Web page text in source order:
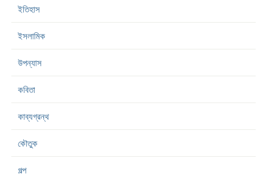
ইতিহাস
ইসলামিক
উপন্যাস
কবিতা
কাব্যগ্রন্থ
কৌতুক
গল্প